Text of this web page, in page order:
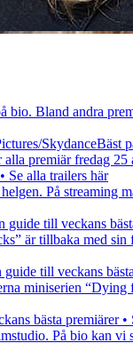
Bland andra
Bäst
premiär fredag
Se alla trailers här
På
till veckans
är tillbaka med
till veckans
miniserien
bästa premiärer •
På bio kan